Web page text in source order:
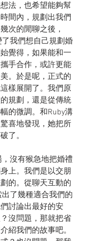
法，也希望能夠幫
間內，規劃出我們
次的閒聊之後，
我們想自己規劃婚
覺得，如果能和一
手合作，或許更能
。於是呢，正式的
樣展開了。我們原
規劃，還是從傳統
的微調。和Ruby溝
喜地發現，她把所
了。
沒有猴急地把婚禮
上。我們是以交朋
的。從聊天互動的
了幾種適合我們的
討論出最好的安
沒問題，那就把省
紹我們的故事吧。